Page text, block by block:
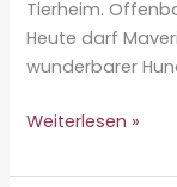
Tierheim.
Heute darf
wunderbarer
Maverick
Weiterlesen »